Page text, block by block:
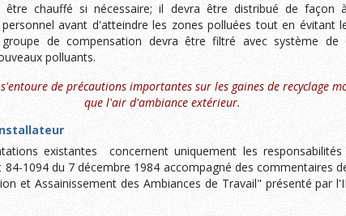
être chauffé si nécessaire; il devra être distribué de façon
avant d'atteindre les zones polluées tout en évitant
de compensation devra être filtré avec système de
polluants.
de précautions importantes sur les gaines de recyclage
que l'air d'ambiance extérieur.
existantes concernent uniquement les
84-1094 du 7 décembre 1984 accompagné des commentaires
et Assainissement des Ambiances de Travail" présenté par